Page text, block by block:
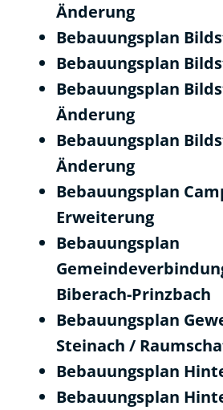
Änderung
Bebauungsplan
Bebauungsplan
Bebauungsplan
Änderung
Bebauungsplan
Änderung
Bebauungsplan
Erweiterung
Bebauungsplan
Biberach-Prinzbach
Bebauungsplan
Steinach /
Bebauungsplan
Bebauungsplan